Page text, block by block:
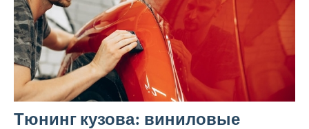
Тюнинг кузова: виниловые